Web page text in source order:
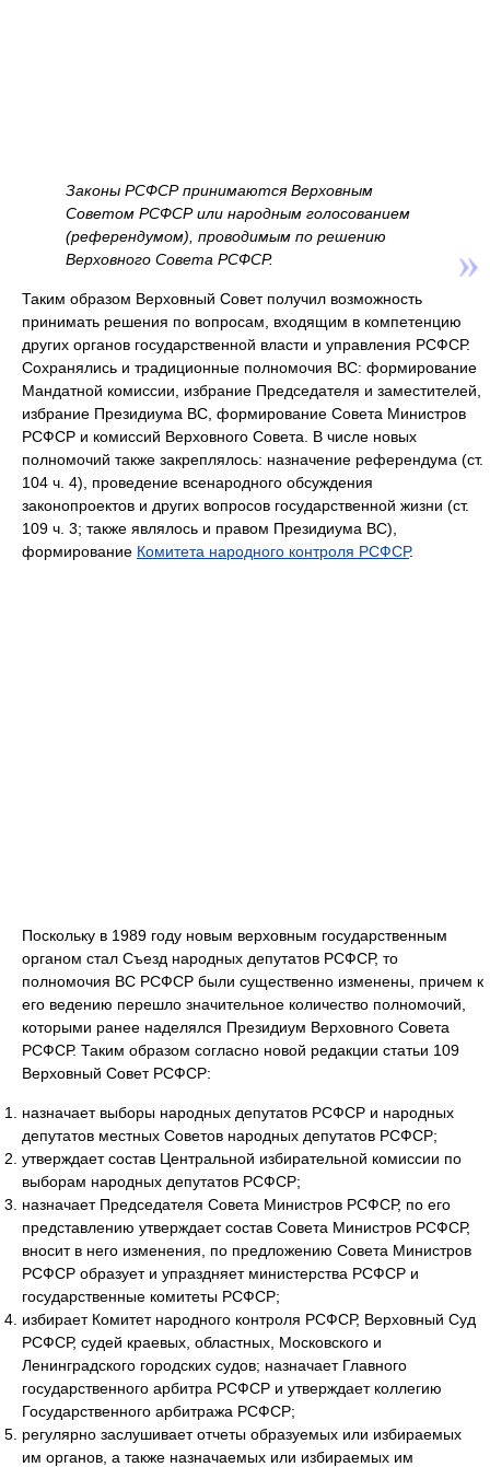
Законы РСФСР принимаются Верховным
Советом РСФСР или народным голосованием
(референдумом), проводимым по решению
Верховного Совета РСФСР.
Таким образом Верховный Совет получил возможность
принимать решения по вопросам, входящим в компетенцию
других органов государственной власти и управления РСФСР.
Сохранялись и традиционные полномочия ВС: формирование
Мандатной комиссии, избрание Председателя и заместителей,
избрание Президиума ВС, формирование Совета Министров
РСФСР и комиссий Верховного Совета. В числе новых
полномочий также закреплялось: назначение референдума (ст.
104 ч. 4), проведение всенародного обсуждения
законопроектов и других вопросов государственной жизни (ст.
109 ч. 3; также являлось и правом Президиума ВС),
формирование Комитета народного контроля РСФСР.
Поскольку в 1989 году новым верховным государственным
органом стал Съезд народных депутатов РСФСР, то
полномочия ВС РСФСР были существенно изменены, причем к
его ведению перешло значительное количество полномочий,
которыми ранее наделялся Президиум Верховного Совета
РСФСР. Таким образом согласно новой редакции статьи 109
Верховный Совет РСФСР:
назначает выборы народных депутатов РСФСР и народных
депутатов местных Советов народных депутатов РСФСР;
утверждает состав Центральной избирательной комиссии по
выборам народных депутатов РСФСР;
назначает Председателя Совета Министров РСФСР, по его
представлению утверждает состав Совета Министров РСФСР,
вносит в него изменения, по предложению Совета Министров
РСФСР образует и упраздняет министерства РСФСР и
государственные комитеты РСФСР;
избирает Комитет народного контроля РСФСР, Верховный Суд
РСФСР, судей краевых, областных, Московского и
Ленинградского городских судов; назначает Главного
государственного арбитра РСФСР и утверждает коллегию
Государственного арбитража РСФСР;
регулярно заслушивает отчеты образуемых или избираемых
им органов, а также назначаемых или избираемых им